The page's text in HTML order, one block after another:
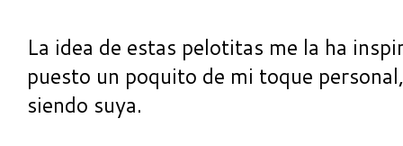
La idea de estas pelotitas me la ha
puesto un poquito de mi toque
siendo suya.